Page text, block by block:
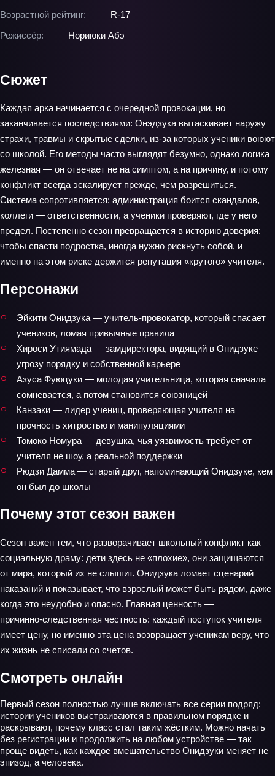
Возрастной рейтинг:
R-17
Режиссёр:
Нориюки Абэ
Сюжет
Каждая арка начинается с очередной провокации, но
заканчивается последствиями: Онэдзука вытаскивает наружу
страхи, травмы и скрытые сделки, из-за которых ученики воюют
со школой. Его методы часто выглядят безумно, однако логика
железная — он отвечает не на симптом, а на причину, и потому
конфликт всегда эскалирует прежде, чем разрешиться.
Система сопротивляется: администрация боится скандалов,
коллеги — ответственности, а ученики проверяют, где у него
предел. Постепенно сезон превращается в историю доверия:
чтобы спасти подростка, иногда нужно рискнуть собой, и
именно на этом риске держится репутация «крутого» учителя.
Персонажи
Эйкити Онидзука — учитель‑провокатор, который спасает
учеников, ломая привычные правила
Хироси Утиямада — замдиректора, видящий в Онидзуке
угрозу порядку и собственной карьере
Азуcа Фуюцуки — молодая учительница, которая сначала
сомневается, а потом становится союзницей
Канзаки — лидер учениц, проверяющая учителя на
прочность хитростью и манипуляциями
Томоко Номура — девушка, чья уязвимость требует от
учителя не шоу, а реальной поддержки
Рюдзи Дамма — старый друг, напоминающий Онидзуке, кем
он был до школы
Почему этот сезон важен
Сезон важен тем, что разворачивает школьный конфликт как
социальную драму: дети здесь не «плохие», они защищаются
от мира, который их не слышит. Онидзука ломает сценарий
наказаний и показывает, что взрослый может быть рядом, даже
когда это неудобно и опасно. Главная ценность —
причинно‑следственная честность: каждый поступок учителя
имеет цену, но именно эта цена возвращает ученикам веру, что
их жизнь не списали со счетов.
Смотреть онлайн
Первый сезон полностью лучше включать все серии подряд:
истории учеников выстраиваются в правильном порядке и
раскрывают, почему класс стал таким жёстким. Можно начать
без регистрации и продолжить на любом устройстве — так
проще видеть, как каждое вмешательство Онидзуки меняет не
эпизод, а человека.